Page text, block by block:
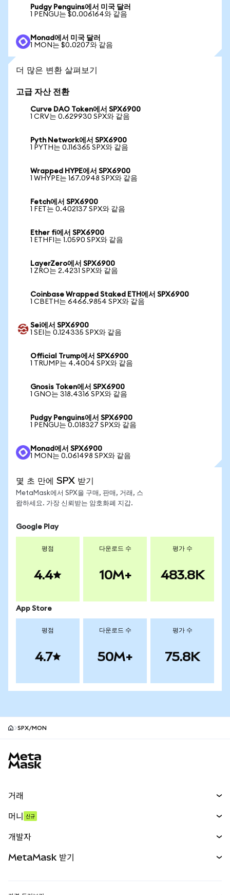
Pudgy Penguins에서 미국 달러
1 PENGU는 $0.006164와 같음
Monad에서 미국 달러
1 MON는 $0.0207와 같음
더 많은 변환 살펴보기
고급 자산 전환
Curve DAO Token에서 SPX6900
1 CRV는 0.629930 SPX와 같음
Pyth Network에서 SPX6900
1 PYTH는 0.116365 SPX와 같음
Wrapped HYPE에서 SPX6900
1 WHYPE는 167.0948 SPX와 같음
Fetch에서 SPX6900
1 FET는 0.402137 SPX와 같음
Ether fi에서 SPX6900
1 ETHFI는 1.0590 SPX와 같음
LayerZero에서 SPX6900
1 ZRO는 2.4231 SPX와 같음
Coinbase Wrapped Staked ETH에서 SPX6900
1 CBETH는 6466.9854 SPX와 같음
Sei에서 SPX6900
1 SEI는 0.124335 SPX와 같음
Official Trump에서 SPX6900
1 TRUMP는 4.4004 SPX와 같음
Gnosis Token에서 SPX6900
1 GNO는 318.4316 SPX와 같음
Pudgy Penguins에서 SPX6900
1 PENGU는 0.018327 SPX와 같음
Monad에서 SPX6900
1 MON는 0.061498 SPX와 같음
몇 초 만에 SPX 받기
MetaMask에서 SPX을 구매, 판매, 거래, 스
왑하세요. 가장 신뢰받는 암호화폐 지갑.
Google Play
평점
4.4
다운로드 수
10M+
평가 수
483.8K
App Store
평점
4.7
다운로드 수
50M+
평가 수
75.8K
SPX/MON
거래
무기한 선물
실물자산
머니 신규
개발자
MetaMask 받기